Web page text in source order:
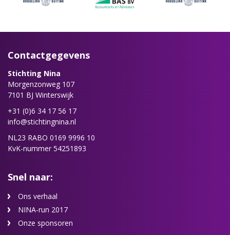
Contactgegevens
Stichting Nina
Morgenzonweg 107
7101 BJ Winterswijk
+31 (0)6 34 17 56 17
info@stichtingnina.nl
NL23 RABO 0169 9996 10
KvK-nummer 54251893
Snel naar:
Ons verhaal
NINA-run 2017
Onze sponsoren